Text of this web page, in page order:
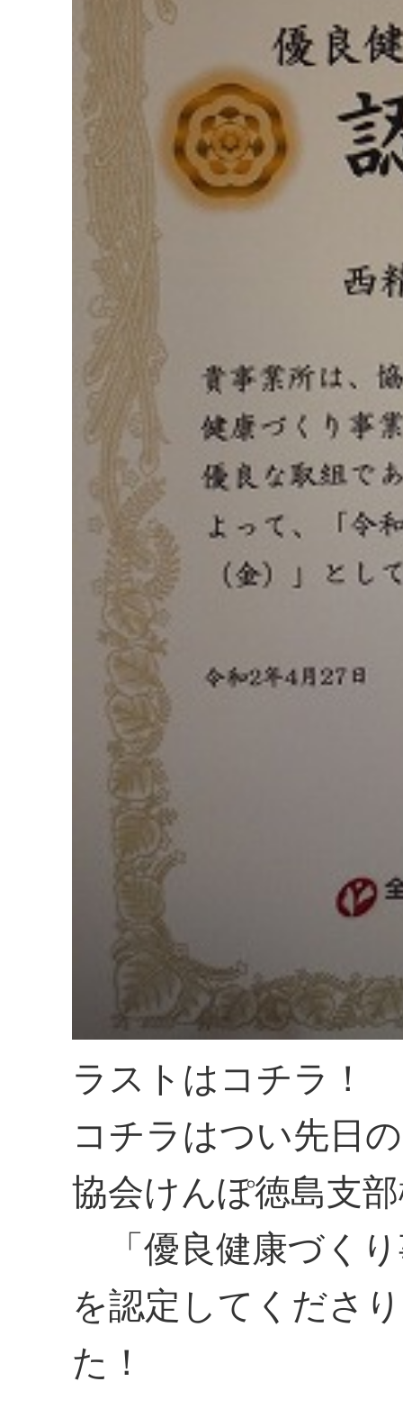
ラストはコチラ！
コチラはつい先日
協会けんぽ徳島支
「優良健康づく
を認定してくださ
た！